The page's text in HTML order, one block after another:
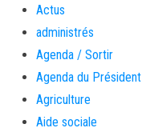
Actus
administrés
Agenda / Sortir
Agenda du Président
Agriculture
Aide sociale